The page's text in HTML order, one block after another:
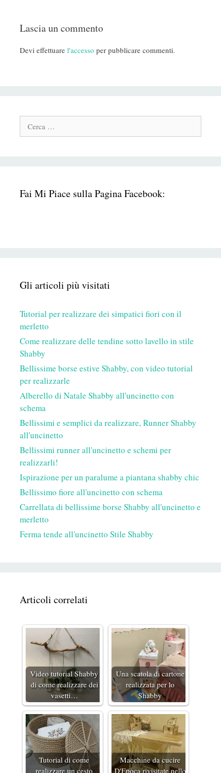
Lascia un commento
Devi effettuare l'accesso per pubblicare commenti.
Cerca:
Fai Mi Piace sulla Pagina Facebook:
Gli articoli più visitati
Tutorial per realizzare dei simpatici fiori con il
merletto
Come realizzare delle tendine sotto lavello in stile
Shabby
Bellissime borse estive Shabby, con video tutorial
per realizzarle
Alberello di Natale Shabby all'uncinetto con
schema
Bellissimi e semplici da realizzare, Runner Shabby
all'uncinetto
Bellissimi runner all'uncinetto e schemi per
realizzarli!
Ispirazione per un paralume a piantana shabby chic
Bellissimo fiore all'uncinetto con schema
Carrellata di bellissime borse Shabby all'uncinetto e
merletto
Ferma tende all'uncinetto Stile Shabby
Articoli correlati
Video tutorial Shabby
di come realizzare dei
vasetti…
Una scatola di cartone
realizzata per lo
Shabby
Tutorial di come
realizzare un cesto
Macchine da cucire
D'Epoca rivisitate nello